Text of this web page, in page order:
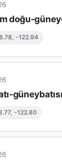
doğu-
-122.94
-122.80